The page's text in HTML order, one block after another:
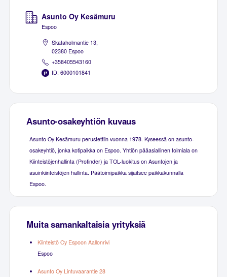
Asunto Oy Kesämuru
Espoo
Skataholmantie 13,
02380 Espoo
+358405543160
ID: 6000101841
Asunto-osakeyhtiön kuvaus
Asunto Oy Kesämuru perustettiin vuonna 1978. Kyseessä on asunto-
osakeyhtiö, jonka kotipaikka on Espoo. Yhtiön pääasiallinen toimiala on
Kiinteistöjenhallinta (Profinder) ja TOL-luokitus on Asuntojen ja
asuinkiinteistöjen hallinta. Päätoimipaikka sijaitsee paikkakunnalla
Espoo.
Muita samankaltaisia yrityksiä
Kiinteistö Oy Espoon Aallonrivi
Espoo
Asunto Oy Lintuvaarantie 28